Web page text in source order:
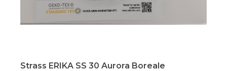
Strass ERIKA SS 30 Aurora Boreale